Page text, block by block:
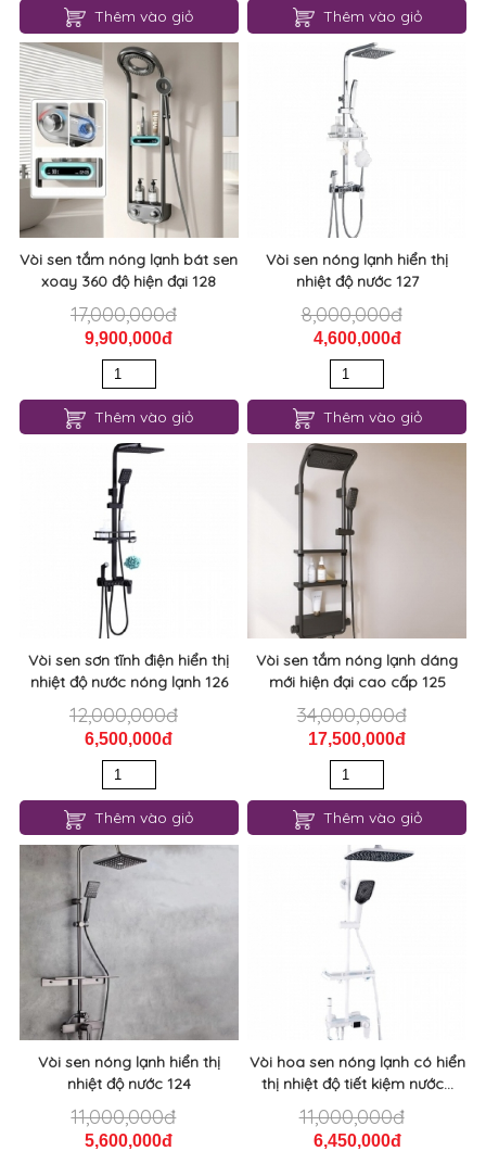
Thêm vào giỏ Thêm vào giỏ
Vòi sen tắm nóng lạnh bát sen
xoay 360 độ hiện đại 128
17,000,000đ
9,900,000đ
Thêm vào giỏ
Vòi sen nóng lạnh hiển thị
nhiệt độ nước 127
8,000,000đ
4,600,000đ
Thêm vào giỏ
Vòi sen sơn tĩnh điện hiển thị
nhiệt độ nước nóng lạnh 126
12,000,000đ
6,500,000đ
Thêm vào giỏ
Vòi sen tắm nóng lạnh dáng
mới hiện đại cao cấp 125
34,000,000đ
17,500,000đ
Thêm vào giỏ
Vòi sen nóng lạnh hiển thị
nhiệt độ nước 124
11,000,000đ
5,600,000đ
Vòi hoa sen nóng lạnh có hiển
thị nhiệt độ tiết kiệm nước...
11,000,000đ
6,450,000đ